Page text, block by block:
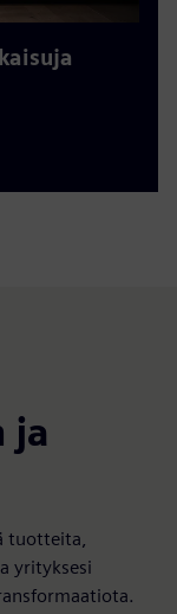
ja
tuotteita,
yrityksesi